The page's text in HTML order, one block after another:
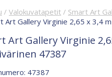
/ Valokuvatapetit / Smart Art
Art Gallery Virginie 2,65 x 3,4
Art Gallery Virginie
47387
47387